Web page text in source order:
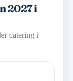
2027 i
catering i